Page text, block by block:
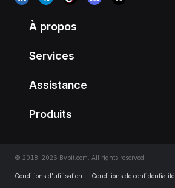
À propos
Services
Assistance
Produits
© 2018-2026 Bybit.com. All rights reserved.
Conditions d’utilisation Conditions de confidentialité